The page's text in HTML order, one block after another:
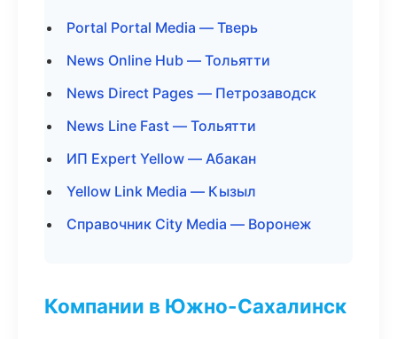
Portal Portal Media — Тверь
News Online Hub — Тольятти
News Direct Pages — Петрозаводск
News Line Fast — Тольятти
ИП Expert Yellow — Абакан
Yellow Link Media — Кызыл
Справочник City Media — Воронеж
Компании в Южно-Сахалинск